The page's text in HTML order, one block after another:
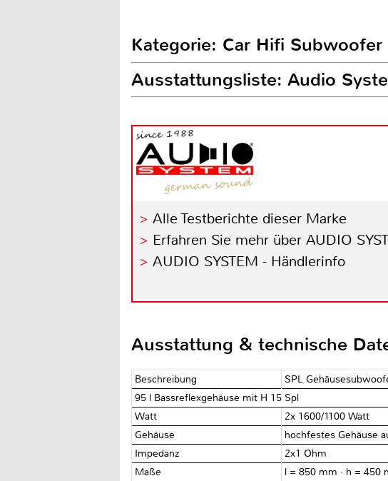
Kategorie: Car Hifi Subwoofer
Ausstattungsliste: Audio
Alle Testberichte dieser Marke
Erfahren Sie mehr über AUDIO
AUDIO SYSTEM - Händlerinfo
Ausstattung & technische
Beschreibung
SPL
95 l Bassreflexgehäuse mit H 15 Spl
Watt
2x 1600/1100 Watt
Gehäuse
hochfestes Gehäuse
Impedanz
2x1 Ohm
Maße
l = 850 mm · h = 450